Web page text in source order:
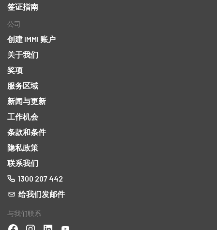
签证指南
公司
创建 IMMI 账户
关于我们
奖项
服务区域
新闻与更新
工作机会
条款和条件
隐私政策
联系我们
1300 207 442
给我们发邮件
与我们联系